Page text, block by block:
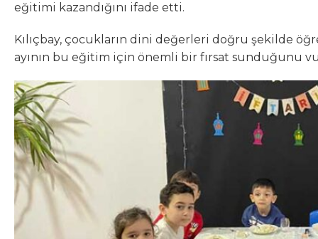
eğitimi kazandığını ifade etti.
Kılıçbay, çocukların dini değerleri doğru şekilde
ayının bu eğitim için önemli bir fırsat sunduğunu